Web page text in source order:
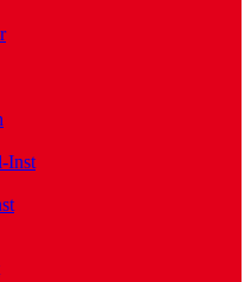
Inst